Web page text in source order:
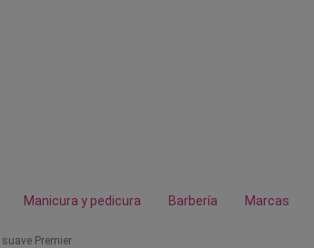
Manicura y pedicura Barbería Marcas
Premier